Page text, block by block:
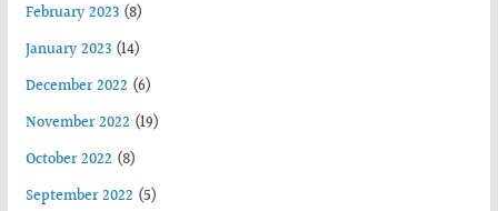
February 2023(8)
January 2023(14)
December 2022 (6)
November 2022 (19)
October 2022 (8)
September 2022 (5)